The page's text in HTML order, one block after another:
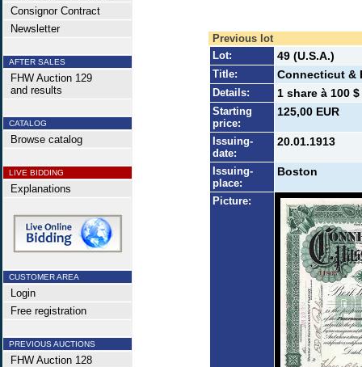
Consignor Contract
Newsletter
AFTER SALES
FHW Auction 129
and results
CATALOG
Browse catalog
LIVE BIDDING
Explanations
CUSTOMER AREA
Login
Free registration
PREVIOUS AUCTIONS
FHW Auction 128
Previous lot
Lot:
49 (U.S.A.)
Title: Connecticut &
Details: 1 share à 100
Starting
price:
125,00 EUR
Issuing-
date:
20.01.1913
Issuing-
place:
Boston
Picture: